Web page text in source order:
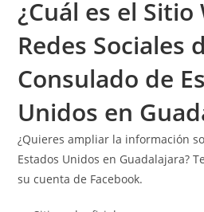
¿Cuál es el Sitio
Redes Sociales
Consulado de
Unidos en
¿Quieres ampliar la información
Estados Unidos en Guadalajara?
su cuenta de Facebook.